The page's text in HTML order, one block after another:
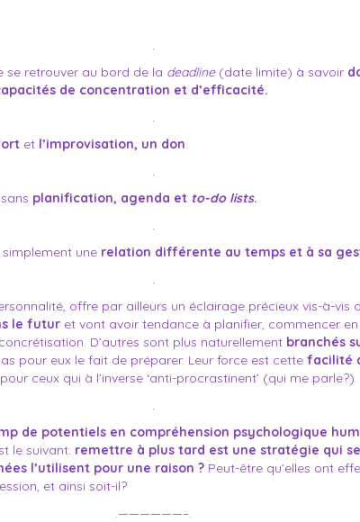
.
se retrouver au bord de la deadline (date limite) à savoir
de concentration et d’efficacité.
.
et l’improvisation, un don.
.
planification, agenda et to-do lists.
.
une relation différente au temps et à sa
.
offre par ailleurs un éclairage précieux vis-à-
le futur et vont avoir tendance à planifier, commencer
D’autres sont plus naturellement branchés
pour eux le fait de préparer. Leur force est cette facilité
ceux qui à l’inverse ‘anti-procrastinent’ (qui me parle?).
.
de potentiels en compréhension psychologique
le suivant: remettre à plus tard est une stratégie qui
l’utilisent pour une raison ? Peut-être qu’elles ont
et ainsi soit-il?
.——————–.